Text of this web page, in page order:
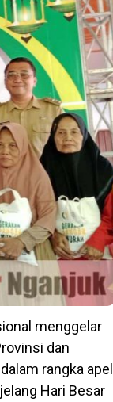
menggelar
dan
rangka apel
Hari Besar